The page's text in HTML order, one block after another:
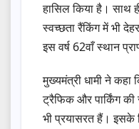
हासिल किया है। साथ
स्वच्छता रैंकिंग में भी
इस वर्ष 62वाँ स्थान
मुख्यमंत्री धामी ने कहा
ट्रैफिक और पार्किंग
भी प्रयासरत हैं। इसके